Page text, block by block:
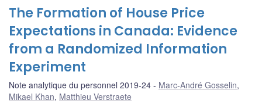
The Formation of House Price
Expectations in Canada: Evidence
from a Randomized Information
Experiment
Note analytique du personnel 2019-24 Marc-André Gosselin,
Mikael Khan, Matthieu Verstraete